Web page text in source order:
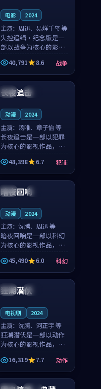
电影 2024
主演： 周迅、易烊千玺 等
失控追缉·纪念版是一
部以战争为核心的影视
作品，围绕危机、反转
与人物成长展开，整体
节奏紧凑，值得推荐观
看。
40,791 8.6 战争
日本 完结
长夜追击
动漫 2024
主演： 汤唯、章子怡 等
长夜追击是一部以犯罪
为核心的影视作品，围
绕危机、反转与人物成
长展开，整体节奏紧
凑，值得推荐观看。
48,398 6.7 犯罪
美国 4K
暗夜回响
动漫 2024
主演： 沈腾、周迅 等
暗夜回响是一部以科幻
为核心的影视作品，围
绕危机、反转与人物成
长展开，整体节奏紧
凑，值得推荐观看。
45,490 6.0 科幻
日本 独播
狂潮潜伏
电视剧 2024
主演： 沈腾、河正宇 等
狂潮潜伏是一部以动作
为核心的影视作品，围
绕危机、反转与人物成
长展开，整体节奏紧
凑，值得推荐观看。
16,319 7.7 动作